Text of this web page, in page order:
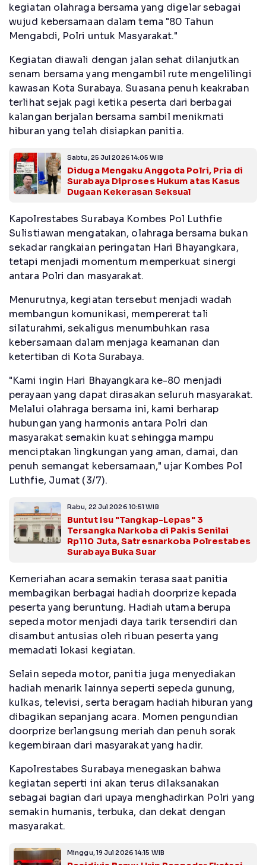
kegiatan olahraga bersama yang digelar sebagai
wujud kebersamaan dalam tema "80 Tahun
Mengabdi, Polri untuk Masyarakat."
Kegiatan diawali dengan jalan sehat dilanjutkan
senam bersama yang mengambil rute mengelilingi
kawasan Kota Surabaya. Suasana penuh keakraban
terlihat sejak pagi ketika peserta dari berbagai
kalangan berjalan bersama sambil menikmati
hiburan yang telah disiapkan panitia.
Sabtu, 25 Jul 2026 14:05 WIB
Diduga Mengaku Anggota Polri, Pria di
Surabaya Diproses Hukum atas Kasus
Dugaan Kekerasan Seksual
Kapolrestabes Surabaya Kombes Pol Luthfie
Sulistiawan mengatakan, olahraga bersama bukan
sekadar rangkaian peringatan Hari Bhayangkara,
tetapi menjadi momentum memperkuat sinergi
antara Polri dan masyarakat.
Menurutnya, kegiatan tersebut menjadi wadah
membangun komunikasi, mempererat tali
silaturahmi, sekaligus menumbuhkan rasa
kebersamaan dalam menjaga keamanan dan
ketertiban di Kota Surabaya.
"Kami ingin Hari Bhayangkara ke-80 menjadi
perayaan yang dapat dirasakan seluruh masyarakat.
Melalui olahraga bersama ini, kami berharap
hubungan yang harmonis antara Polri dan
masyarakat semakin kuat sehingga mampu
menciptakan lingkungan yang aman, damai, dan
penuh semangat kebersamaan," ujar Kombes Pol
Luthfie, Jumat (3/7).
Rabu, 22 Jul 2026 10:51 WIB
Buntut Isu "Tangkap-Lepas" 3
Tersangka Narkoba di Pakis Senilai
Rp110 Juta, Satresnarkoba Polrestabes
Surabaya Buka Suar
Kemeriahan acara semakin terasa saat panitia
membagikan berbagai hadiah doorprize kepada
peserta yang beruntung. Hadiah utama berupa
sepeda motor menjadi daya tarik tersendiri dan
disambut antusias oleh ribuan peserta yang
memadati lokasi kegiatan.
Selain sepeda motor, panitia juga menyediakan
hadiah menarik lainnya seperti sepeda gunung,
kulkas, televisi, serta beragam hadiah hiburan yang
dibagikan sepanjang acara. Momen pengundian
doorprize berlangsung meriah dan penuh sorak
kegembiraan dari masyarakat yang hadir.
Kapolrestabes Surabaya menegaskan bahwa
kegiatan seperti ini akan terus dilaksanakan
sebagai bagian dari upaya menghadirkan Polri yang
semakin humanis, terbuka, dan dekat dengan
masyarakat.
Minggu, 19 Jul 2026 14:15 WIB